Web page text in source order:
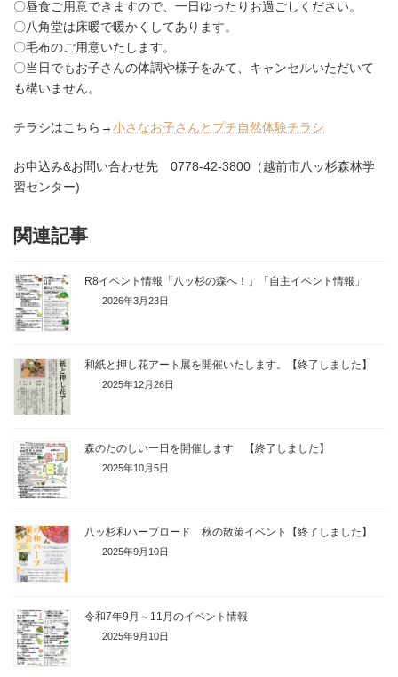
〇昼食ご用意できますので、一日ゆったりお過ごしください。
〇八角堂は床暖で暖かくしてあります。
〇毛布のご用意いたします。
〇当日でもお子さんの体調や様子をみて、キャンセルいただいて
も構いません。
チラシはこちら→小さなお子さんとプチ自然体験チラシ
お申込み&お問い合わせ先 0778-42-3800（越前市八ッ杉森林学
習センター)
関連記事
R8イベント情報「八ッ杉の森へ！」「自主イベント情報」
2026年3月23日
和紙と押し花アート展を開催いたします。【終了しました】
2025年12月26日
森のたのしい一日を開催します 【終了しました】
2025年10月5日
八ッ杉和ハーブロード 秋の散策イベント【終了しました】
2025年9月10日
令和7年9月～11月のイベント情報
2025年9月10日